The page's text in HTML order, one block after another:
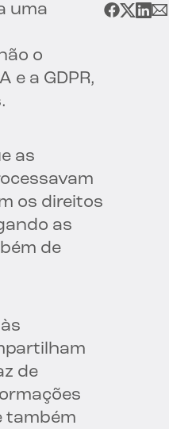
uma
o
e a GDPR,
as
os direitos
as
de
de
também